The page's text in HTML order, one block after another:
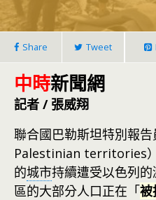
Share Tweet
中時新聞網
記者 / 張威翔
聯合國巴勒斯坦特別報
Palestinian territories
的城市持續遭受以色列
區的大部分人口正在「被